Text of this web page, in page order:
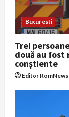
Bucuresti
Trei
două au fost
conștiente
Editor RomNews